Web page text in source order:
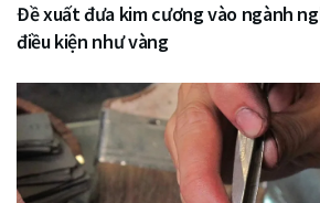
Đề xuất đưa kim cương vào ngành
điều kiện như vàng